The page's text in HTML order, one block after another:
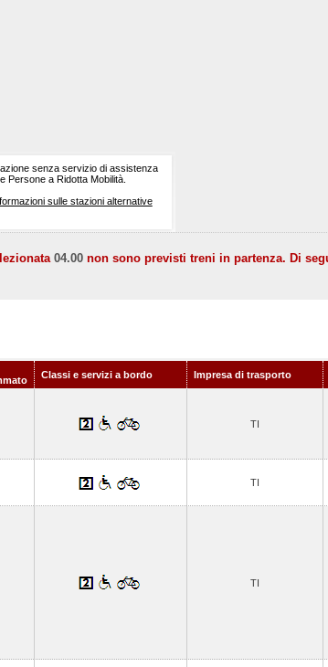
senza servizio di assistenza
Persone a Ridotta Mobilità.
sulle stazioni alternative
04.00 non sono previsti treni in partenza. Di
Classi e servizi a bordo Impresa di trasporto
TI
TI
TI